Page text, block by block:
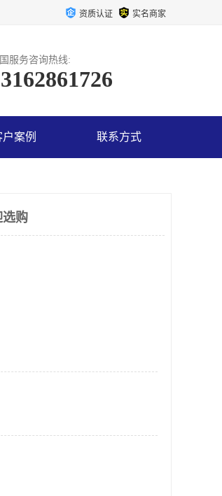
资质认证 实名商家
服务咨询热线:
户案例 联系方式
选购